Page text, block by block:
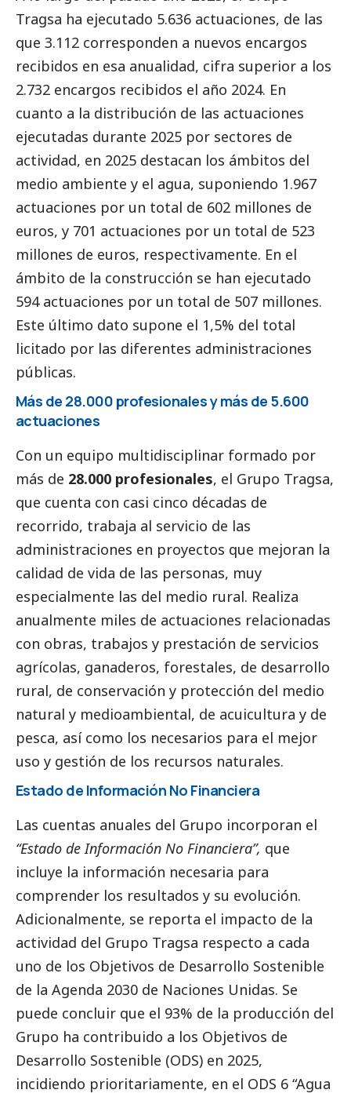
Tragsa ha ejecutado 5.636 actuaciones, de las
que 3.112 corresponden a nuevos encargos
recibidos en esa anualidad, cifra superior a los
2.732 encargos recibidos el año 2024. En
cuanto a la distribución de las actuaciones
ejecutadas durante 2025 por sectores de
actividad, en 2025 destacan los ámbitos del
medio ambiente y el agua, suponiendo 1.967
actuaciones por un total de 602 millones de
euros, y 701 actuaciones por un total de 523
millones de euros, respectivamente. En el
ámbito de la construcción se han ejecutado
594 actuaciones por un total de 507 millones.
Este último dato supone el 1,5% del total
licitado por las diferentes administraciones
públicas.
Más de 28.000 profesionales y más de 5.600
actuaciones
Con un equipo multidisciplinar formado por
más de 28.000 profesionales, el Grupo Tragsa,
que cuenta con casi cinco décadas de
recorrido, trabaja al servicio de las
administraciones en proyectos que mejoran la
calidad de vida de las personas, muy
especialmente las del medio rural. Realiza
anualmente miles de actuaciones relacionadas
con obras, trabajos y prestación de servicios
agrícolas, ganaderos, forestales, de desarrollo
rural, de conservación y protección del medio
natural y medioambiental, de acuicultura y de
pesca, así como los necesarios para el mejor
uso y gestión de los recursos naturales.
Estado de Información No Financiera
Las cuentas anuales del Grupo incorporan el
“Estado de Información No Financiera”, que
incluye la información necesaria para
comprender los resultados y su evolución.
Adicionalmente, se reporta el impacto de la
actividad del Grupo Tragsa respecto a cada
uno de los Objetivos de Desarrollo Sostenible
de la Agenda 2030 de Naciones Unidas. Se
puede concluir que el 93% de la producción del
Grupo ha contribuido a los Objetivos de
Desarrollo Sostenible (ODS) en 2025,
incidiendo prioritariamente, en el ODS 6 “Agua